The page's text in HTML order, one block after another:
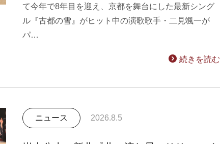
て今年で8年目を迎え、京都を舞台にした最新シング
ル『古都の雪』がヒット中の演歌歌手・二見颯一が
パ…
続きを読む
ニュース 2026.8.5